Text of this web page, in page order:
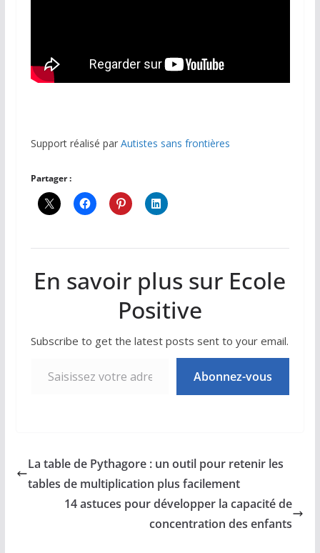
Support réalisé par Autistes sans frontières
Partager :
En savoir plus sur Ecole
Positive
Subscribe to get the latest posts sent to your email.
Abonnez-vous
La table de Pythagore : un outil pour retenir les
tables de multiplication plus facilement
14 astuces pour développer la capacité de
concentration des enfants